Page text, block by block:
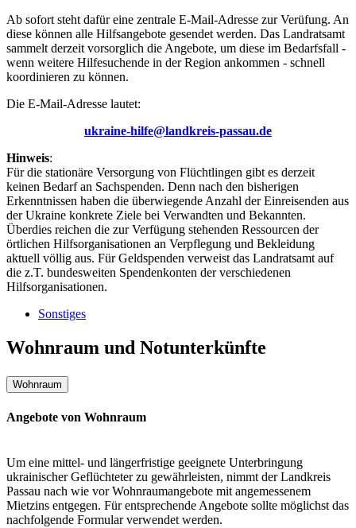
Ab sofort steht dafür eine zentrale E-Mail-Adresse zur Verüfung. An
diese können alle Hilfsangebote gesendet werden. Das Landratsamt
sammelt derzeit vorsorglich die Angebote, um diese im Bedarfsfall -
wenn weitere Hilfesuchende in der Region ankommen - schnell
koordinieren zu können.
Die E-Mail-Adresse lautet:
ukraine-hilfe@landkreis-passau.de
Hinweis:
Für die stationäre Versorgung von Flüchtlingen gibt es derzeit
keinen Bedarf an Sachspenden. Denn nach den bisherigen
Erkenntnissen haben die überwiegende Anzahl der Einreisenden aus
der Ukraine konkrete Ziele bei Verwandten und Bekannten.
Überdies reichen die zur Verfügung stehenden Ressourcen der
örtlichen Hilfsorganisationen an Verpflegung und Bekleidung
aktuell völlig aus. Für Geldspenden verweist das Landratsamt auf
die z.T. bundesweiten Spendenkonten der verschiedenen
Hilfsorganisationen.
Sonstiges
Wohnraum und Notunterkünfte
Wohnraum
Angebote von Wohnraum
Um eine mittel- und längerfristige geeignete Unterbringung
ukrainischer Geflüchteter zu gewährleisten, nimmt der Landkreis
Passau nach wie vor Wohnraumangebote mit angemessenem
Mietzins entgegen. Für entsprechende Angebote sollte möglichst das
nachfolgende Formular verwendet werden.